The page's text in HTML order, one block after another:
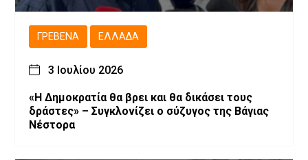
ΓΡΕΒΕΝΆ ΕΛΛΆΔΑ
3 Ιουλίου 2026
«Η Δημοκρατία θα βρει και θα δικάσει τους
δράστες» – Συγκλονίζει ο σύζυγος της Βάγιας
Νέστορα